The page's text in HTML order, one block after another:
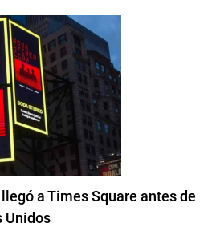
a Times Square antes de
Unidos